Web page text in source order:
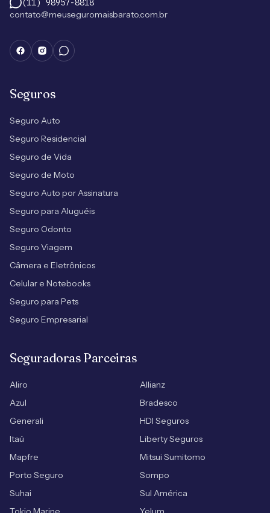
(11) 98957-8818
contato@meuseguromaisbarato.com.br
Seguros
Seguro Auto
Seguro Residencial
Seguro de Vida
Seguro de Moto
Seguro Auto por Assinatura
Seguro para Aluguéis
Seguro Odonto
Seguro Viagem
Câmera e Eletrônicos
Celular e Notebooks
Seguro para Pets
Seguro Empresarial
Seguradoras Parceiras
Aliro
Allianz
Azul
Bradesco
Generali
HDI Seguros
Itaú
Liberty Seguros
Mapfre
Mitsui Sumitomo
Porto Seguro
Sompo
Suhai
Sul América